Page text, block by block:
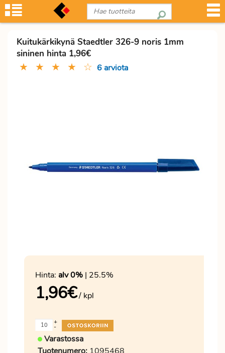
Kuitukärkikynä Staedtler 326-9 noris 1mm
sininen hinta 1,96€
★ ★ ★ ★ ☆ 6 arviota
Hinta: alv 0% | 25.5%
1,96€/ kpl
-
+
Varastossa